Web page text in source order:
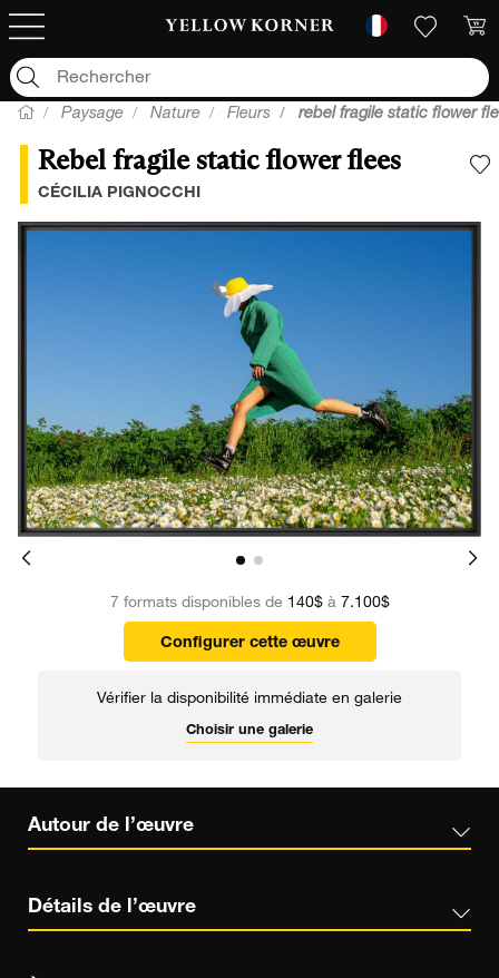
Paysage Nature Fleurs rebel fragile static flower
Rebel fragile static flower flees
CÉCILIA PIGNOCCHI
7 formats disponibles de 140$à 7.100$
Configurer cette œuvre
Vérifier la disponibilité immédiate en galerie
Choisir une galerie
Autour de l’œuvre
Détails de l’œuvre